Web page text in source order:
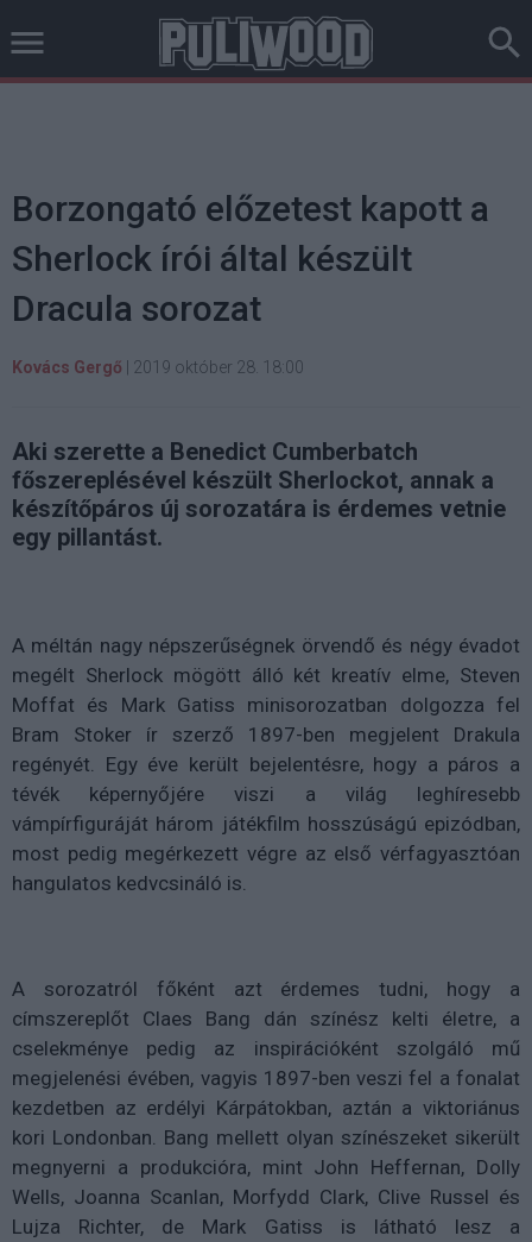
Borzongató előzetest kapott a
Sherlock írói által készült
Dracula sorozat
Kovács Gergő 2019 október 28. 18:00
Aki szerette a Benedict Cumberbatch
főszereplésével készült Sherlockot, annak a
készítőpáros új sorozatára is érdemes vetnie
egy pillantást.
A méltán nagy népszerűségnek örvendő és négy évadot
megélt Sherlock mögött álló két kreatív elme, Steven
Moffat és Mark Gatiss minisorozatban dolgozza fel
Bram Stoker ír szerző 1897-ben megjelent Drakula
regényét. Egy éve került bejelentésre, hogy a páros a
tévék képernyőjére viszi a világ leghíresebb
vámpírfiguráját három játékfilm hosszúságú epizódban,
most pedig megérkezett végre az első vérfagyasztóan
hangulatos kedvcsináló is.
A sorozatról főként azt érdemes tudni, hogy a
címszereplőt Claes Bang dán színész kelti életre, a
cselekménye pedig az inspirációként szolgáló mű
megjelenési évében, vagyis 1897-ben veszi fel a fonalat
kezdetben az erdélyi Kárpátokban, aztán a viktoriánus
kori Londonban. Bang mellett olyan színészeket sikerült
megnyerni a produkcióra, mint John Heffernan, Dolly
Wells, Joanna Scanlan, Morfydd Clark, Clive Russel és
Lujza Richter, de Mark Gatiss is látható lesz a